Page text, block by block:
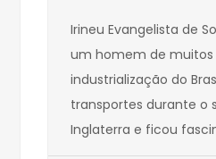
Irineu Evangelista de
um homem de muitos
industrialização do
transportes durante o
Inglaterra e ficou